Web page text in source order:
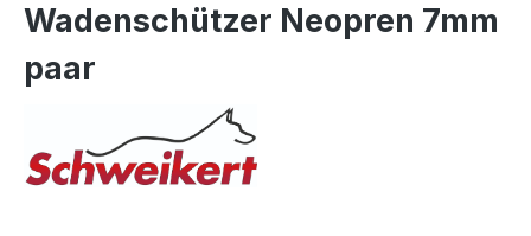
Wadenschützer Neopren 7mm
paar